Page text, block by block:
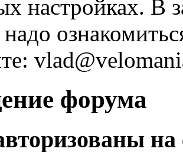
настройках. В
форума
на